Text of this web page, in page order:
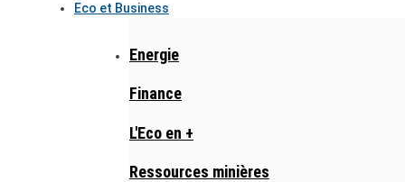
Eco et Business
Energie
Finance
L'Eco en +
Ressources minières